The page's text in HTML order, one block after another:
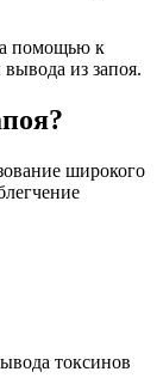
помощью к
из запоя.
широкого
токсинов